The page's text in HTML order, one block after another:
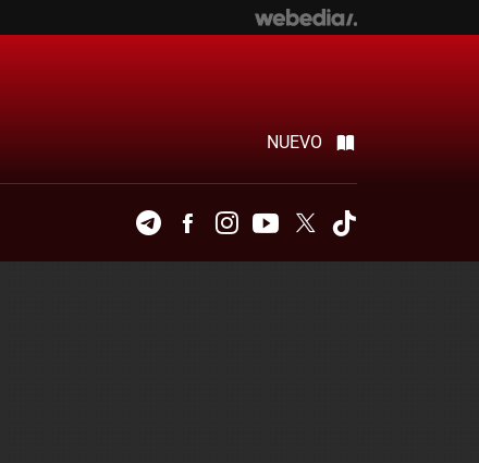
NUEVO
TelegramFacebookInstagramYoutubeTwitter